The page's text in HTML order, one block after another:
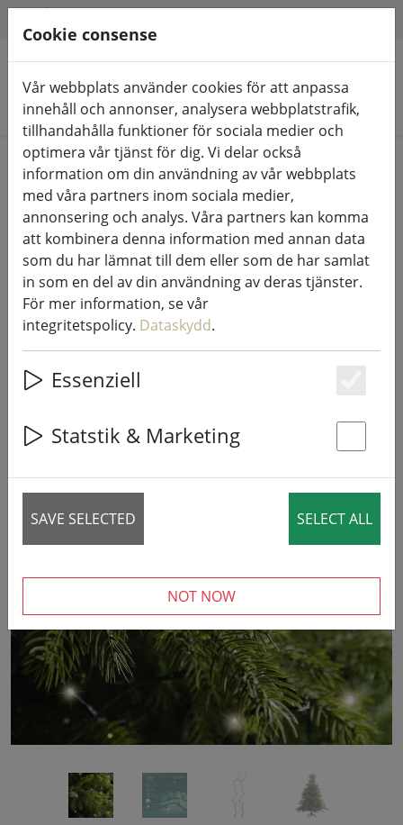
Sök produkter
Home Ljusslingor & belysning Ljusslingor
Kaemingk Lumineo LED ljusslinga
Basic med dimmer 180 LED varmvit
utomhus 13,5 m svart
‹ ›
Cookie consense
Vår webbplats använder cookies för att anpassa
innehåll och annonser, analysera webbplatstrafik,
tillhandahålla funktioner för sociala medier och
optimera vår tjänst för dig. Vi delar också
information om din användning av vår webbplats
med våra partners inom sociala medier,
annonsering och analys. Våra partners kan komma
att kombinera denna information med annan data
som du har lämnat till dem eller som de har samlat
in som en del av din användning av deras tjänster.
För mer information, se vår
integritetspolicy. Dataskydd.
Essenziell
Statstik & Marketing
SAVE SELECTED SELECT ALL
NOT NOW